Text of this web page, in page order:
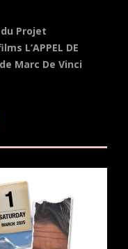
Projet
L’APPEL DE
de Marc De Vinci